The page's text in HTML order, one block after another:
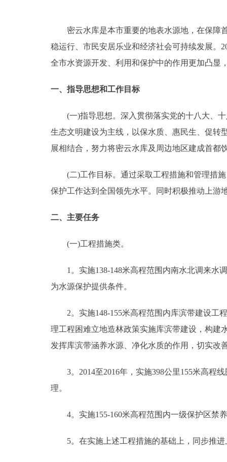
12345网上接诉即办
北京概况
DEUTSCH
ESPAÑOL
密云水库是本市重要的地表水源地，在保障首
稳运行、市民安居乐业和经济社会可持续发展。
全市水资源开发、利用和保护中的作用更加凸显
一、指导思想和工作目标
(一)指导思想。深入贯彻落实党的十八大、十
生态文明建设为主线，以保水质、惠民生、促转
展相结合，努力将密云水库及周边地区建成首都
(二)工作目标。通过采取工程措施和管理措施
保护工作达到全国领先水平。同时积极推动上游
二、主要任务
(一)工程措施类。
1。实施138-148米高程范围内南水北调来水调
为水源保护提供条件。
2。实施148-155米高程范围内库滨带建设工程
理工程困难立地造林政策实施库滨带建设，构建
发挥库滨带涵养水源、净化水质的作用，切实改
3。2014至2016年，实施398公里155米高程线
理。
4。实施155-160米高程范围内一级保护区禁养
5。在实施上述工程措施的基础上，同步推进